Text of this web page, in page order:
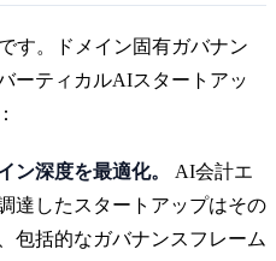
す。ドメイン固有ガバナン
ーティカルAIスタートアッ
ン深度を最適化。
AI会計エ
達したスタートアップはその
包括的なガバナンスフレーム